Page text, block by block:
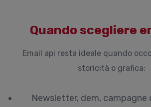
Quando scegliere
Email api resta ideale quando
storicità o grafica:
Newsletter, dem,